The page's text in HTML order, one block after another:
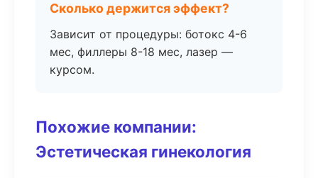
Сколько держится эффект?
Зависит от процедуры: ботокс 4-6
мес, филлеры 8-18 мес, лазер —
курсом.
Похожие компании:
Эстетическая гинекология